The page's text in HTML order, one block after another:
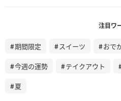
注目ワ
期間限定 スイーツ おで
今週の運勢 テイクアウト
夏